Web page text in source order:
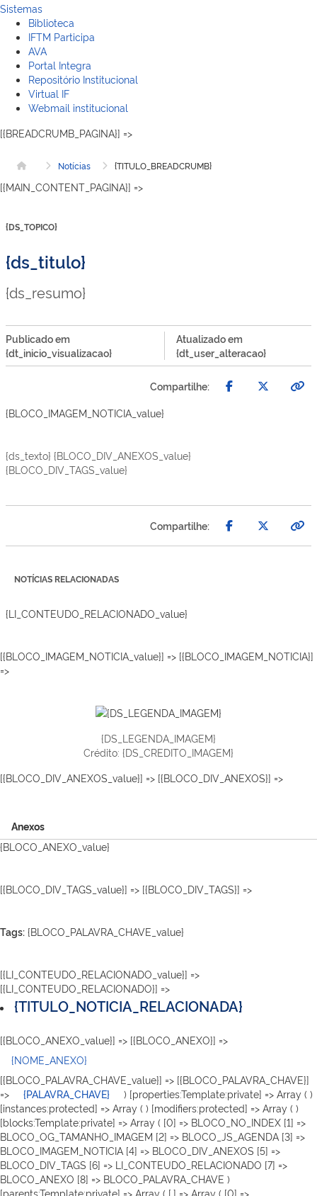
Sistemas
Biblioteca
IFTM Participa
AVA
Portal Integra
Repositório Institucional
Virtual IF
Webmail institucional
[{BREADCRUMB_PAGINA}] =>
Página inicial
Notícias {TITULO_BREADCRUMB}
[{MAIN_CONTENT_PAGINA}] =>
{DS_TOPICO}
{ds_titulo}
{ds_resumo}
Publicado em
{dt_inicio_visualizacao}
Atualizado em
{dt_user_alteracao}
Compartilhe:
{BLOCO_IMAGEM_NOTICIA_value}
{ds_texto} {BLOCO_DIV_ANEXOS_value}
{BLOCO_DIV_TAGS_value}
Compartilhe:
NOTÍCIAS RELACIONADAS
{LI_CONTEUDO_RELACIONADO_value}
[{BLOCO_IMAGEM_NOTICIA_value}] => [{BLOCO_IMAGEM_NOTICIA}]
=>
{DS_LEGENDA_IMAGEM}
Crédito: {DS_CREDITO_IMAGEM}
[{BLOCO_DIV_ANEXOS_value}] => [{BLOCO_DIV_ANEXOS}] =>
Anexos
{BLOCO_ANEXO_value}
[{BLOCO_DIV_TAGS_value}] => [{BLOCO_DIV_TAGS}] =>
Tags: {BLOCO_PALAVRA_CHAVE_value}
[{LI_CONTEUDO_RELACIONADO_value}] =>
[{LI_CONTEUDO_RELACIONADO}] =>
{TITULO_NOTICIA_RELACIONADA}
[{BLOCO_ANEXO_value}] => [{BLOCO_ANEXO}] =>
{NOME_ANEXO}
[{BLOCO_PALAVRA_CHAVE_value}] => [{BLOCO_PALAVRA_CHAVE}]
=>
{PALAVRA_CHAVE}
) [properties:Template:private] => Array ( )
[instances:protected] => Array ( ) [modifiers:protected] => Array ( )
[blocks:Template:private] => Array ( [0] => BLOCO_NO_INDEX [1] =>
BLOCO_OG_TAMANHO_IMAGEM [2] => BLOCO_JS_AGENDA [3] =>
BLOCO_IMAGEM_NOTICIA [4] => BLOCO_DIV_ANEXOS [5] =>
BLOCO_DIV_TAGS [6] => LI_CONTEUDO_RELACIONADO [7] =>
BLOCO_ANEXO [8] => BLOCO_PALAVRA_CHAVE )
[parents:Template:private] => Array ( [.] => Array ( [0] =>